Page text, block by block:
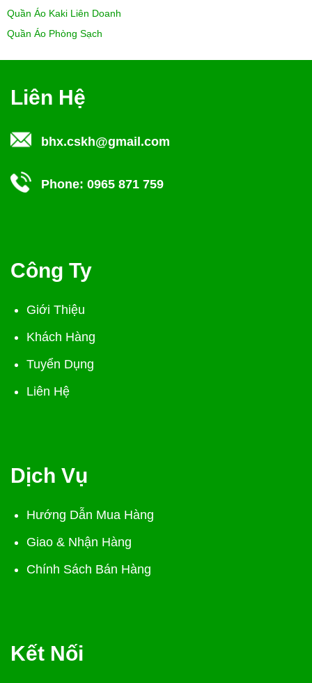
Quần Áo Kaki Liên Doanh
Quần Áo Phòng Sạch
Liên Hệ
bhx.cskh@gmail.com
Phone: 0965 871 759
Công Ty
Giới Thiệu
Khách Hàng
Tuyển Dụng
Liên Hệ
Dịch Vụ
Hướng Dẫn Mua Hàng
Giao & Nhận Hàng
Chính Sách Bán Hàng
Kết Nối